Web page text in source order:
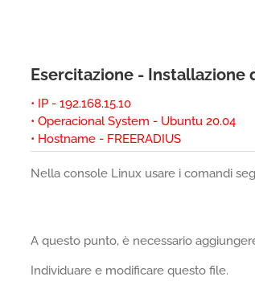
Esercitazione - Installazione
• IP - 192.168.15.10
• Operacional System - Ubuntu 20.04
• Hostname - FREERADIUS
Nella console Linux usare i comandi
A questo punto, è necessario
Individuare e modificare questo file.